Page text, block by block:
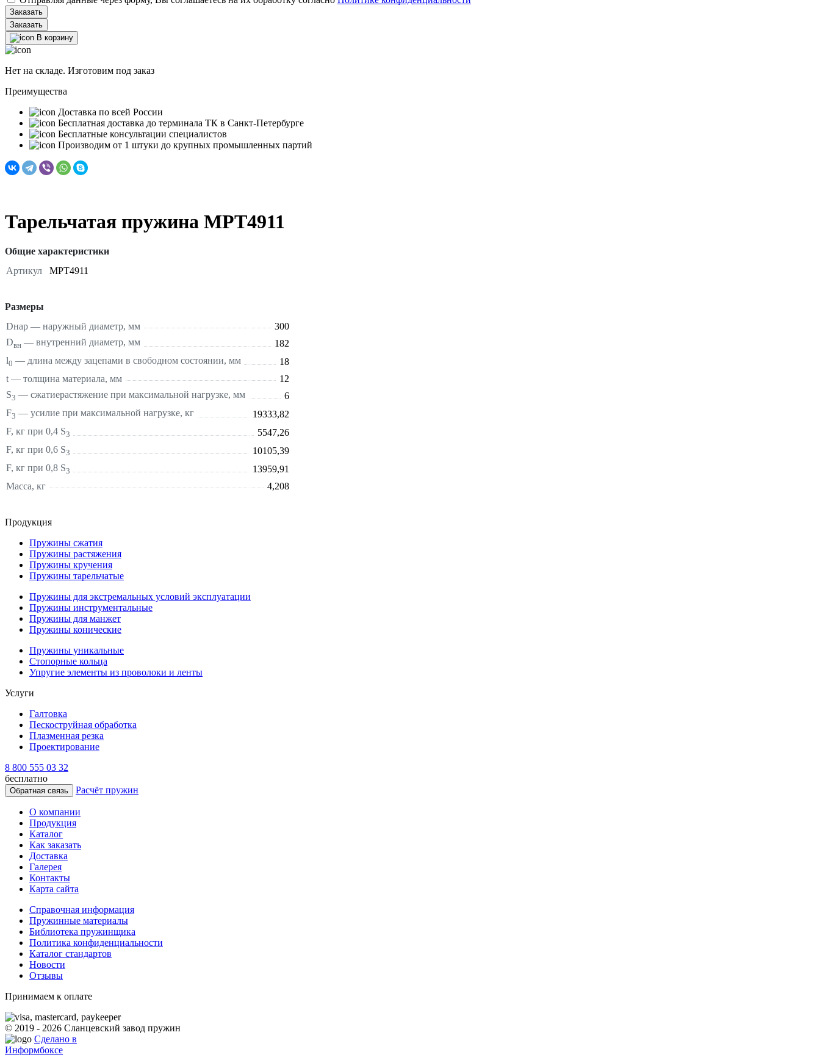
Заказать
В корзину
Нет на складе. Изготовим под заказ
Преимущества
Доставка по всей России
Бесплатная доставка до терминала ТК в Санкт‑Петербурге
Бесплатные консультации специалистов
Производим от 1 штуки до крупных промышленных партий
Тарельчатая пружина MPT4911
Общие характеристики
Артикул
MPT4911
Размеры
Dнар — наружный диаметр, мм
300
Dвн — внутренний диаметр, мм
182
l0 — длина между зацепами в свободном состоянии, мм
18
t — толщина материала, мм
12
S3 — сжатиерастяжение при максимальной нагрузке, мм
6
F3 — усилие при максимальной нагрузке, кг
19333,82
F, кг при 0,4 S3
5547,26
F, кг при 0,6 S3
10105,39
F, кг при 0,8 S3
13959,91
Масса, кг
4,208
Продукция
Пружины сжатия
Пружины растяжения
Пружины кручения
Пружины тарельчатые
Пружины для экстремальных условий эксплуатации
Пружины инструментальные
Пружины для манжет
Пружины конические
Пружины уникальные
Стопорные кольца
Упругие элементы из проволоки и ленты
Услуги
Галтовка
Пескоструйная обработка
Плазменная резка
Проектирование
8 800 555 03 32
бесплатно
Обратная связь Расчёт пружин
О компании
Продукция
Каталог
Как заказать
Доставка
Галерея
Контакты
Карта сайта
Справочная информация
Пружинные материалы
Библиотека пружинщика
Политика конфиденциальности
Каталог стандартов
Новости
Отзывы
Принимаем к оплате
© 2019 - 2026 Сланцевский завод пружин
Сделано в
Информбоксе